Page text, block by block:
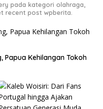
pada kategori olahraga,
recent post wpberita.
Papua Kehilangan Tokoh